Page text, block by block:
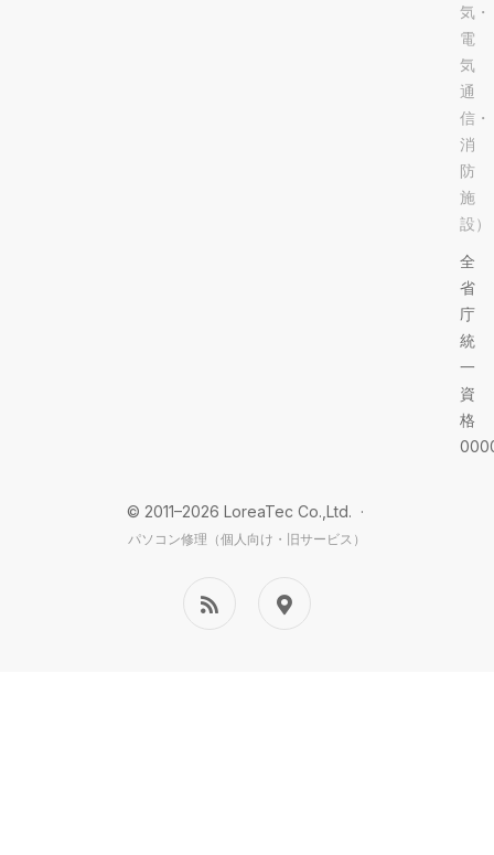
気・
電
気
通
信・
消
防
施
設）
全
省
庁
統
一
資
格
© 2011–2026 LoreaTec Co.,Ltd. ·
パソコン修理（個人向け・旧サービス）